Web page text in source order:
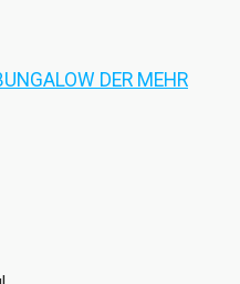
DER MEHR